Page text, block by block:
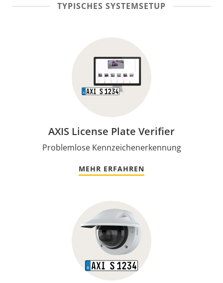
TYPISCHES SYSTEMSETUP
AXIS License Plate Verifier
Problemlose Kennzeichenerkennung
MEHR ERFAHREN